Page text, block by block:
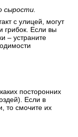
сырости.
с улицей, могут
грибок. Если вы
– устраните
посторонних
Если в
то смочите их